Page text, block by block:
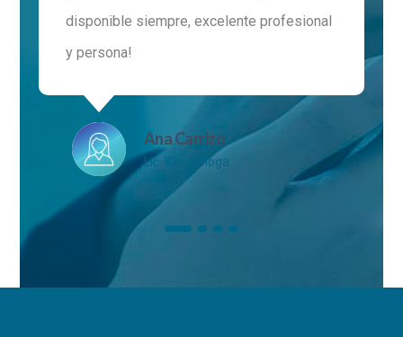
disponible siempre, excelente profesional
y persona!
Ana Carrizo
Lic. Kinesióloga